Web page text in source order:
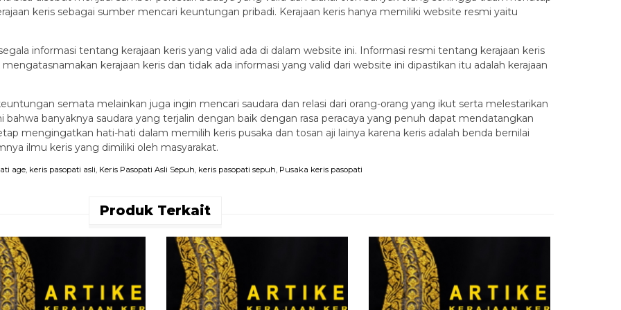
keris sebagai sumber mencari keuntungan pribadi. Kerajaan keris hanya memiliki website resmi yaitu
informasi tentang kerajaan keris yang valid ada di dalam website ini. Informasi resmi tentang kerajaan keris
kerajaan keris dan tidak ada informasi yang valid dari website ini dipastikan itu adalah kerajaan
semata melainkan juga ingin mencari saudara dan relasi dari orang-orang yang ikut serta melestarikan
bahwa banyaknya saudara yang terjalin dengan baik dengan rasa peracaya yang penuh dapat mendatangkan
mengingatkan hati-hati dalam memilih keris pusaka dan tosan aji lainya karena keris adalah benda bernilai
ilmu keris yang dimiliki oleh masyarakat.
age, keris pasopati asli, Keris Pasopati Asli Sepuh, keris pasopati sepuh, Pusaka keris pasopati
Produk Terkait